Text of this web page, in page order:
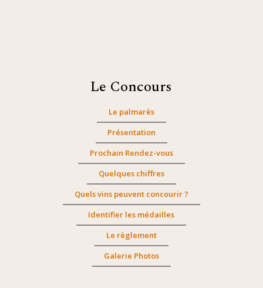
Le Concours
Le palmarès
Présentation
Prochain Rendez-vous
Quelques chiffres
Quels vins peuvent concourir ?
Identifier les médailles
Le règlement
Galerie Photos